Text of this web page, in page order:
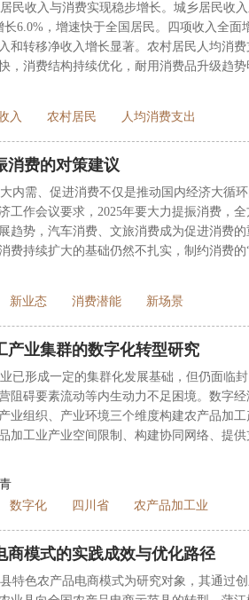
民收入与消费实现稳步增长。城乡居民收
长6.0%，增速快于全国居民。四项收入全
和转移净收入增长显著。农村居民人均消
，消费结构持续优化，耐用消费品升级趋
入 农村居民 人均消费支出
消费的对策建议
内需、促进消费不仅是推动国内经济大循
工作会议要求，2025年要大力提振消费，
趋势，汽车消费、文旅消费成为促进消费
费持续扩大的基础仍然不扎实，制约消费的
新业态 消费潜能 新场景
产业集群的数字化转型研究
已形成一定的集群化发展基础，但仍面临
阻碍要素流动等内生动力不足困境。数字
业组织、产业环境三个维度构建农产品加
加工业产业空间限制、构建协同网络、提
数字化 四川省 农产品加工业
商模式的实践成效与优化路径
特色农产品电商模式为研究对象，其通过